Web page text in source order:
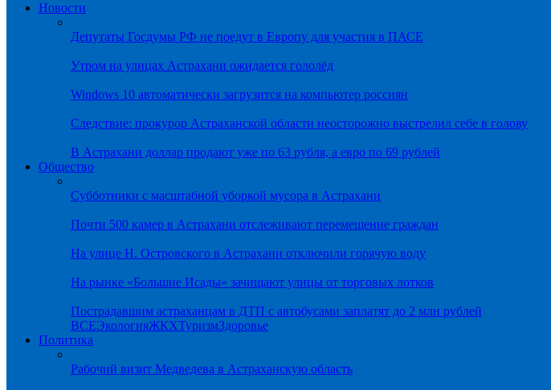
Новости
Депутаты Госдумы РФ не поедут в Европу для участия в ПАСЕ
Утром на улицах Астрахани ожидается гололёд
Windows 10 автоматически загрузится на компьютер россиян
Следствие: прокурор Астраханской области неосторожно выстрелил себе в голову
В Астрахани доллар продают уже по 63 рубля, а евро по 69 рублей
Общество
Субботники с масштабной уборкой мусора в Астрахани
Почти 500 камер в Астрахани отслеживают перемещение граждан
На улице Н. Островского в Астрахани отключили горячую воду
На рынке «Большие Исады» зачищают улицы от торговых лотков
Пострадавшим астраханцам в ДТП с автобусами заплатят до 2 млн рублей
ВСЕЭкологияЖКХТуризмЗдоровье
Политика
Рабочий визит Медведева в Астраханскую область